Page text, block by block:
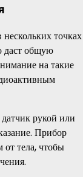
точках
даст общую
на такие
рукой или
Прибор
тела, чтобы